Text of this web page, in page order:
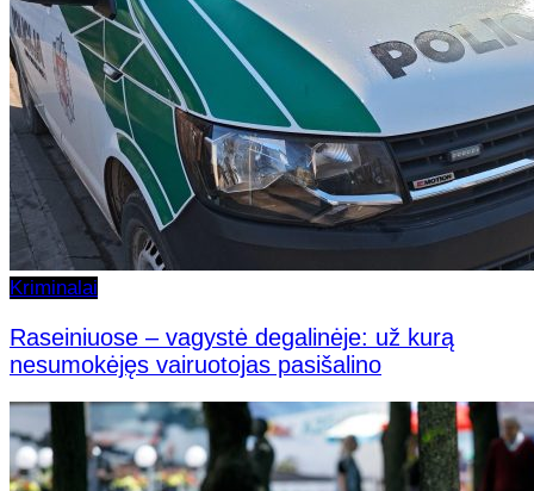
Kriminalai
Raseiniuose – vagystė degalinėje: už kurą
nesumokėjęs vairuotojas pasišalino